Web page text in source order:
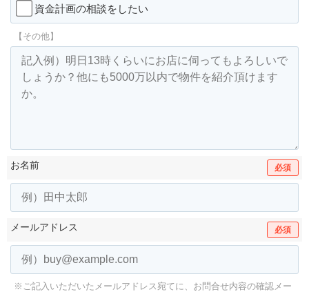
資金計画の相談をしたい
【その他】
お名前 必須
メールアドレス 必須
※ご記入いただいたメールアドレス宛てに、お問合せ内容の確認メー